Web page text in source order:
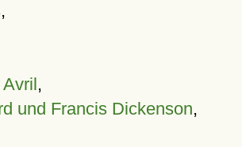
,
,
und Francis Dickenson,